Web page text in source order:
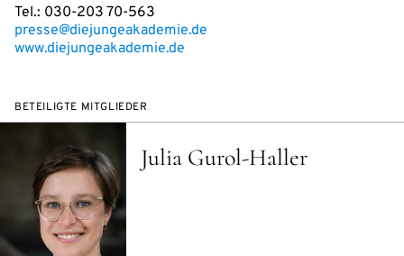
Tel.: 030-203 70-563
presse@diejungeakademie.de
www.diejungeakademie.de
BETEILIGTE MITGLIEDER
Julia Gurol-Haller